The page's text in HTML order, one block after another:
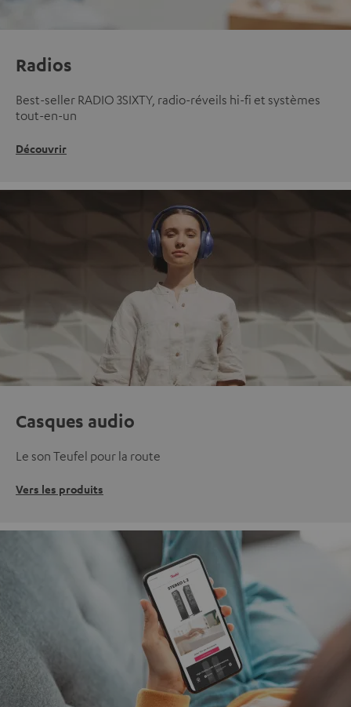
Radios
Best-seller RADIO 3SIXTY, radio-réveils hi-fi et systèmes
tout-en-un
Découvrir
Casques audio
Le son Teufel pour la route
Vers les produits